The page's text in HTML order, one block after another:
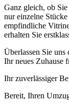
Ganz gleich, ob
nur einzelne
empfindliche
erhalten Sie
Überlassen Sie
Ihr neues Zuhause
Ihr zuverlässiger
Bereit, Ihren